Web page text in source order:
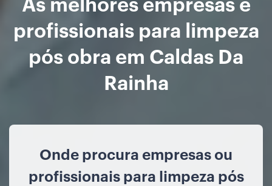
profissionais para limpeza
pós obra em Caldas Da
Rainha
Onde procura empresas ou
profissionais para limpeza pós